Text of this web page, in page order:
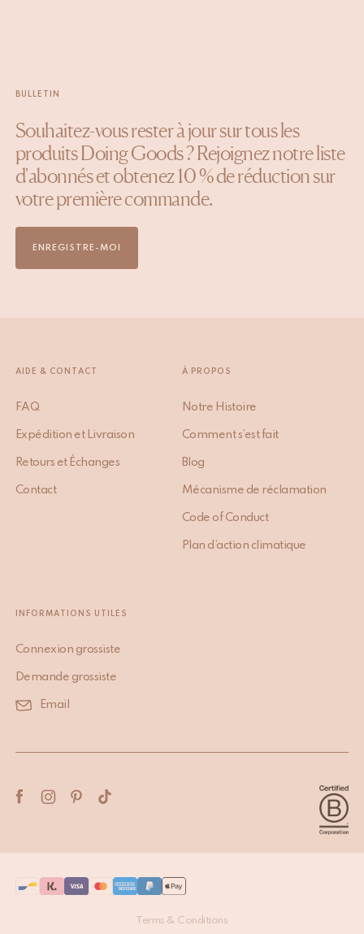
BULLETIN
Souhaitez-vous rester à jour sur tous les
produits Doing Goods ? Rejoignez notre liste
d'abonnés et obtenez 10 % de réduction sur
votre première commande.
ENREGISTRE-MOI
AIDE & CONTACT
FAQ
Expédition et Livraison
Retours et Échanges
Contact
À PROPOS
Notre Histoire
Comment s’est fait
Blog
Mécanisme de réclamation
Code of Conduct
Plan d’action climatique
INFORMATIONS UTILES
Connexion grossiste
Demande grossiste
Email
Terms & Conditions